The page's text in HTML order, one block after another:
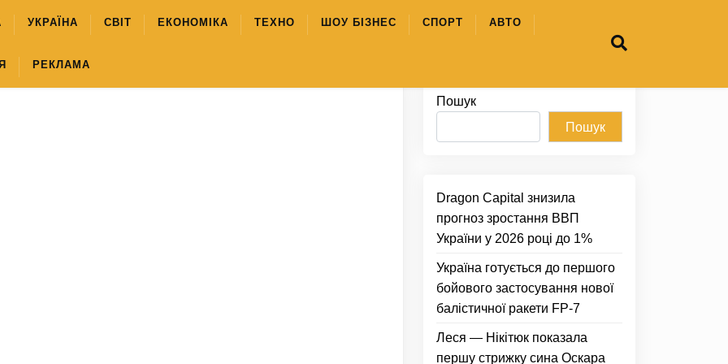
УКРАЇНА СВІТ ЕКОНОМІКА ТЕХНО ШОУ БІЗНЕС СПОРТ АВТО
РЕКЛАМА
Пошук
Пошук
Dragon Capital знизила
прогноз зростання ВВП
України у 2026 році до 1%
Україна готується до першого
бойового застосування нової
балістичної ракети FP-7
Леся — Нікітюк показала
першу стрижку сина Оскара